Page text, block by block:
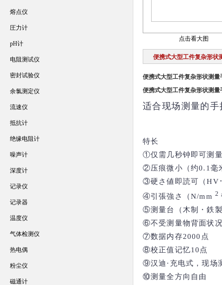
点击看大图
便携式大型工件复杂形状
便携式大型工件复杂形状测量
便携式大型工件复杂形状测量
适合现场测量的
特长
①仅需几秒钟即可测
②压痕微小（约0.1毫
③硬さ値即読可（HV
④引張強さ（N/mm 2
⑤测量台（木制・鉄
⑥不受测量物背面状
⑦数据内存2000点
⑧校正值记忆10点
⑨汉迪·充电式，现场
⑩测量全方向自由
熔点仪
圧力计
pH计
电阻测试仪
密封试验仪
余氯测定仪
流速仪
抵抗计
绝缘电阻计
噪声计
深度计
记录仪
记录器
温度仪
气体检测仪
热电偶
粉尘仪
磁通计